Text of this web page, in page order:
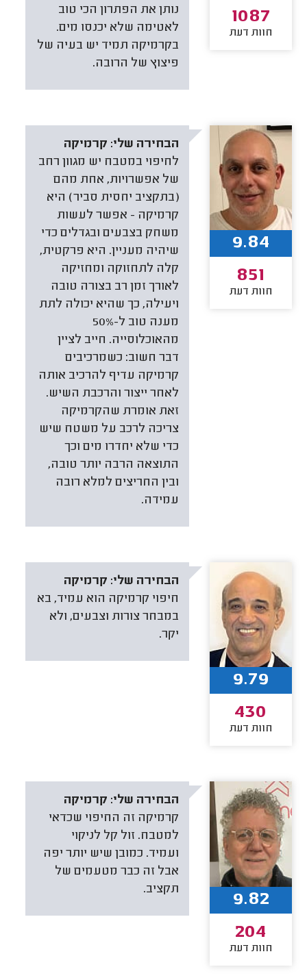
נותן את הפתרון הכי טוב
לאטימה שלא יכנסו מים.
בקרמיקה תמיד יש בעיה של
פיצוץ של הרובה.
1087
חוות דעת
הבחירה שלי: קרמיקה
לחיפוי במטבח יש מגוון רחב
של אפשרויות, אחת מהם
(בתקציב יחסית סביר) היא
קרמיקה - אפשר לעשות
משחק בצבעים ובגדלים כדי
שיהיה מעניין. היא פרקטית,
קלה לתחזוקה ומחזיקה
לאורך זמן רב בצורה טובה
ויעילה, כך שהיא יכולה לתת
מענה טוב ל-50%
מהאוכלוסייה. חייב לציין
דבר חשוב: כשמרכיבים
קרמיקה עדיף להרכיב אותה
לאחר ייצור והרכבת השיש.
זאת אומרת שהקרמיקה
צריכה לרכב על משטח שיש
כדי שלא יחדרו מים וכך
התוצאה הרבה יותר טובה,
ובין החריצים למלא רובה
עמידה.
9.84
851
חוות דעת
הבחירה שלי: קרמיקה
חיפוי קרמיקה הוא עמיד, בא
במבחר צורות וצבעים, ולא
יקר.
9.79
430
חוות דעת
הבחירה שלי: קרמיקה
קרמיקה זה החיפוי שכדאי
למטבח. זול קל לניקוי
ועמיד. כמובן שיש יותר יפה
אבל זה כבר מטעמים של
תקציב.
9.82
204
חוות דעת